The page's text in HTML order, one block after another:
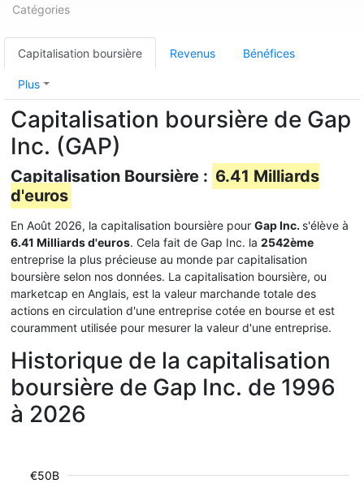
Catégories
Capitalisation boursière Revenus Bénéfices
Plus
Capitalisation boursière de Gap
Inc. (GAP)
Capitalisation Boursière : 6.41 Milliards
d'euros
En Août 2026, la capitalisation boursière pour Gap Inc. s'élève à
6.41 Milliards d'euros. Cela fait de Gap Inc. la 2542ème
entreprise la plus précieuse au monde par capitalisation
boursière selon nos données. La capitalisation boursière, ou
marketcap en Anglais, est la valeur marchande totale des
actions en circulation d'une entreprise cotée en bourse et est
couramment utilisée pour mesurer la valeur d'une entreprise.
Historique de la capitalisation
boursière de Gap Inc. de 1996
à 2026
€50B